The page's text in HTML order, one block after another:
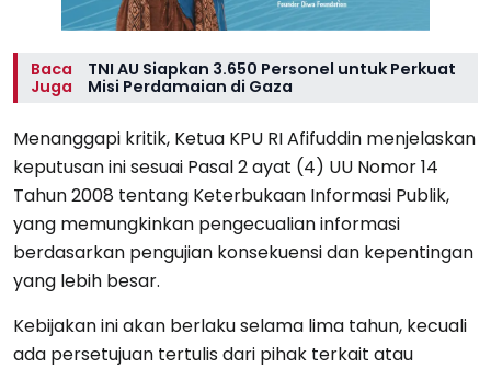
Baca
Juga
TNI AU Siapkan 3.650 Personel untuk Perkuat
Misi Perdamaian di Gaza
Menanggapi kritik, Ketua KPU RI Afifuddin menjelaskan
keputusan ini sesuai Pasal 2 ayat (4) UU Nomor 14
Tahun 2008 tentang Keterbukaan Informasi Publik,
yang memungkinkan pengecualian informasi
berdasarkan pengujian konsekuensi dan kepentingan
yang lebih besar.
Kebijakan ini akan berlaku selama lima tahun, kecuali
ada persetujuan tertulis dari pihak terkait atau